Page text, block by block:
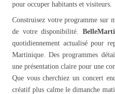
pour occuper habitants et visiteurs.
Construisez votre programme sur
de votre disponibilité.
quotidiennement actualisé pour
Martinique. Des programmes
une présentation claire pour une
Que vous cherchiez un concert
créatif plus calme le dimanche